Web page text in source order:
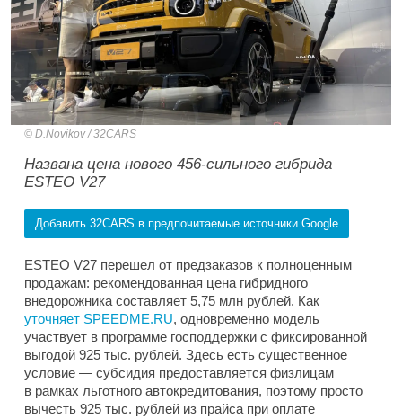
D.Novikov / 32CARS
Названа цена нового 456-сильного гибрида
ESTEO V27
Добавить 32CARS в предпочитаемые источники Google
ESTEO V27 перешел от предзаказов к полноценным
продажам: рекомендованная цена гибридного
внедорожника составляет 5,75 млн рублей. Как
уточняет SPEEDME.RU, одновременно модель
участвует в программе господдержки с фиксированной
выгодой 925 тыс. рублей. Здесь есть существенное
условие — субсидия предоставляется физлицам
в рамках льготного автокредитования, поэтому просто
вычесть 925 тыс. рублей из прайса при оплате